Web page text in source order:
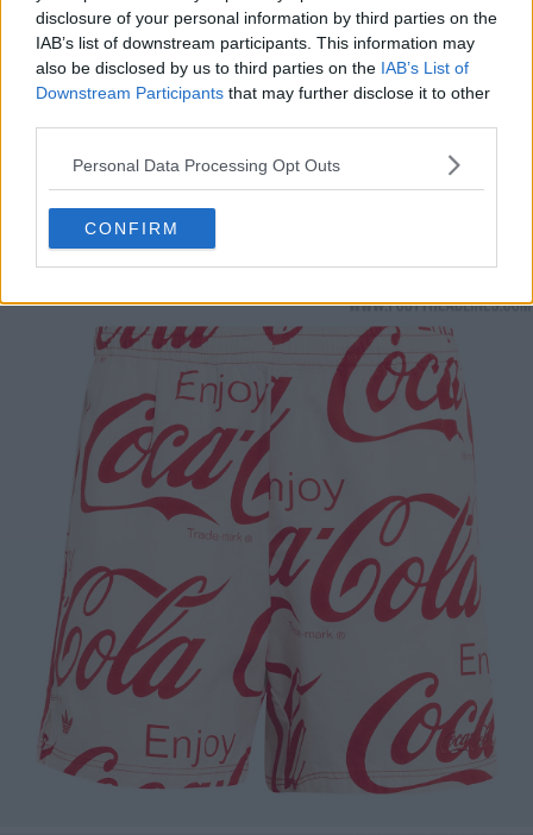
disclosure of your personal information by third parties on the
IAB’s list of downstream participants. This information may
also be disclosed by us to third parties on the IAB’s List of
Downstream Participants that may further disclose it to other
Personal Data Processing Opt Outs
CONFIRM